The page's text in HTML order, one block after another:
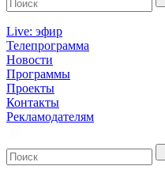
Live: эфир
Телепрограмма
Новости
Программы
Проекты
Контакты
Рекламодателям